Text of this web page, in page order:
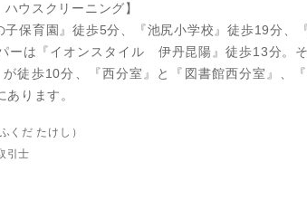
ウスクリーニング】
子保育園』徒歩5分、『池尻小学校』徒歩19分、
ーは『イオンスタイル 伊丹昆陽』徒歩13分。
徒歩10分、『西分室』と『図書館西分室』、
ります。
ふくだ たけし）
引士